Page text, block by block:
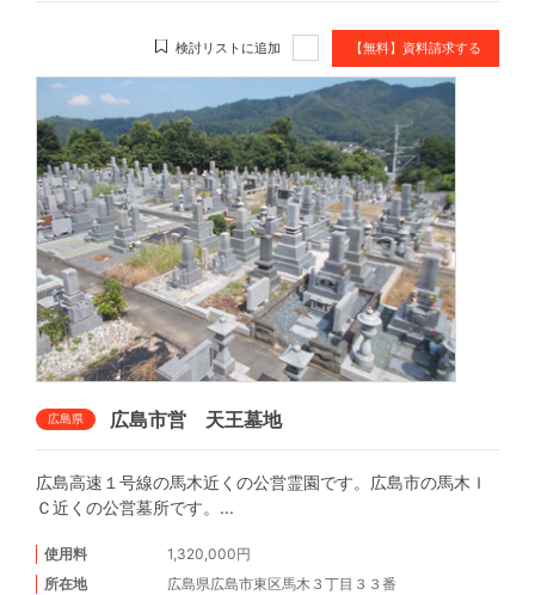
検討リストに追加 【無料】資料請求する
広島県 広島市営 天王墓地
広島高速１号線の馬木近くの公営霊園です。広島市の馬木Ｉ
Ｃ近くの公営墓所です。...
使用料
1,320,000円
所在地
広島県広島市東区馬木３丁目３３番